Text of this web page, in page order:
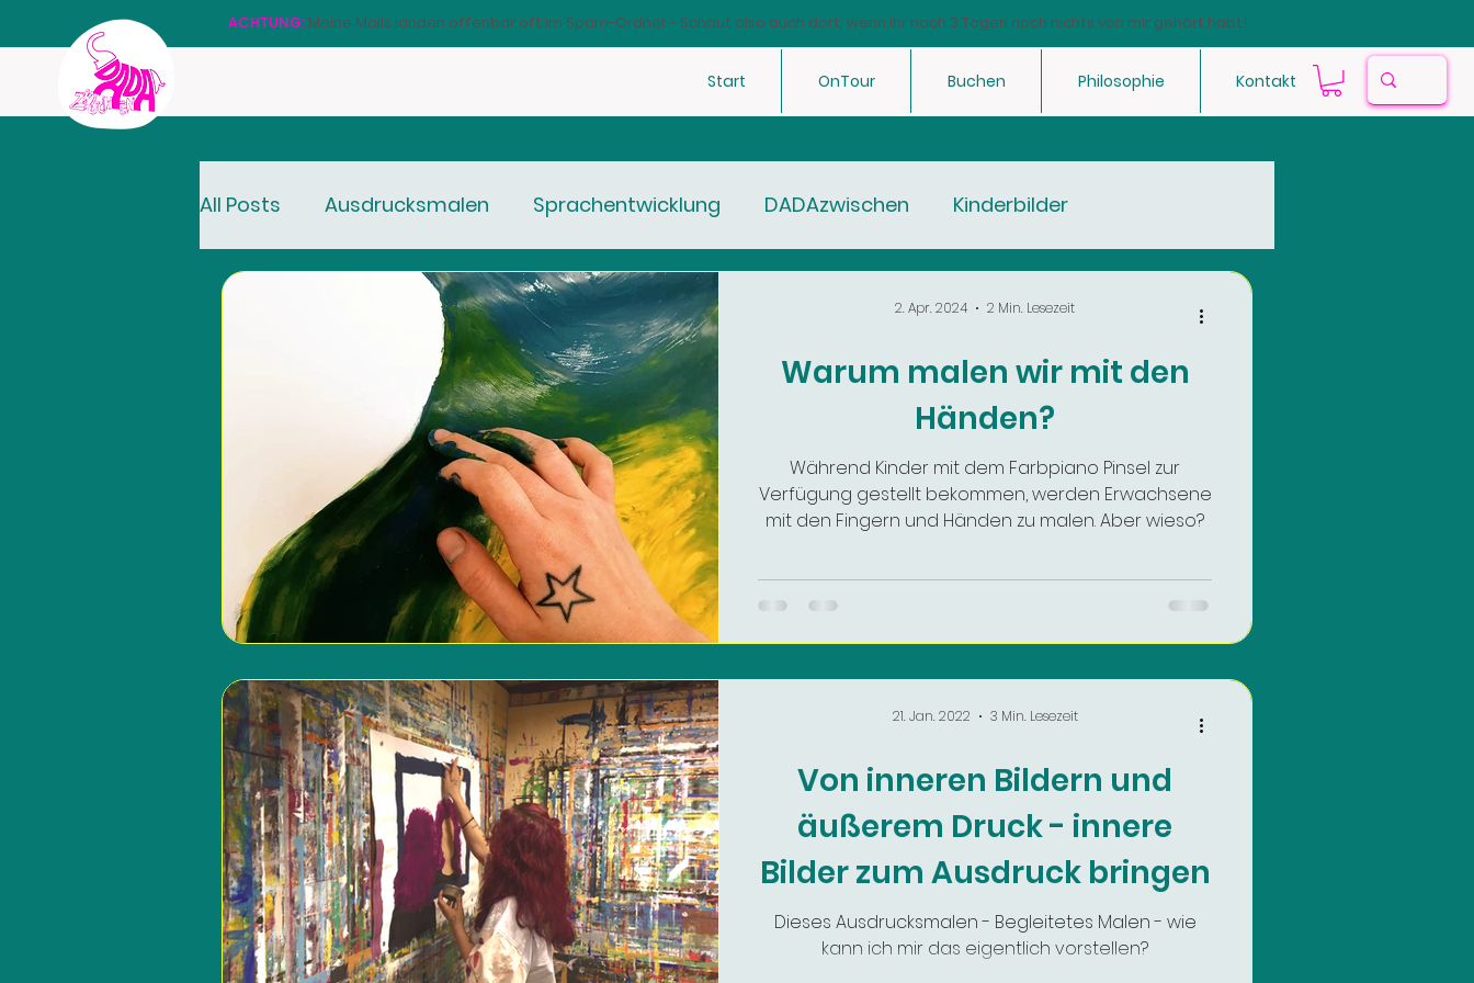
ACHTUNG: Meine Mails landen offenbar oft im Spam-Ordner - Schaut also auch dort, wenn Ihr nach 3 Tagen noch nichts von mir gehört habt!
Start OnTour Buchen Philosophie Kontakt
All Posts Ausdrucksmalen Sprachentwicklung DADAzwischen Kinderbilder
Warum malen wir mit den
Händen?
Während Kinder mit dem Farbpiano Pinsel zur
Verfügung gestellt bekommen, werden Erwachsene
mit den Fingern und Händen zu malen. Aber wieso?
2. Apr. 2024 2 Min. Lesezeit
Von inneren Bildern und
äußerem Druck - innere
Bilder zum Ausdruck bringen
Dieses Ausdrucksmalen - Begleitetes Malen - wie
kann ich mir das eigentlich vorstellen?
21. Jan. 2022 3 Min. Lesezeit